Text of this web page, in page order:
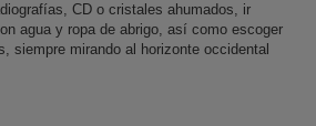
CD o cristales ahumados, ir
agua y ropa de abrigo, así como escoger
siempre mirando al horizonte occidental